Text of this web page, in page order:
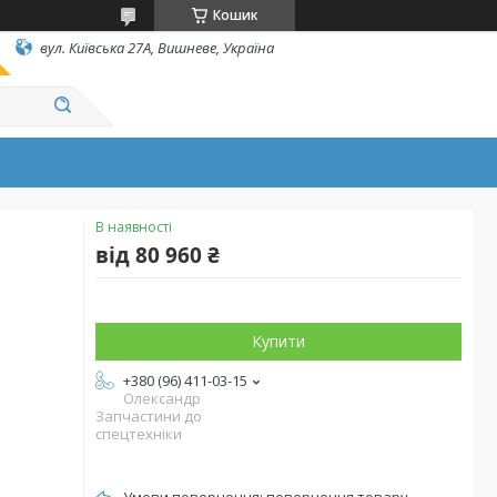
Кошик
вул. Київська 27А, Вишневе, Україна
В наявності
від80 960 ₴
Купити
+380 (96) 411-03-15
Олександр
Запчастини до
спецтехніки